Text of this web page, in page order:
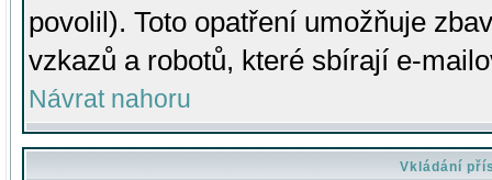
povolil). Toto opatření umožňuje
vzkazů a robotů, které sbírají e-
Návrat nahoru
Vkládání